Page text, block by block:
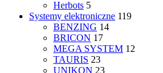
Herbots 5
Systemy elektroniczne 119
BENZING 14
BRICON 17
MEGA SYSTEM 12
TAURIS 23
UNIKON 23